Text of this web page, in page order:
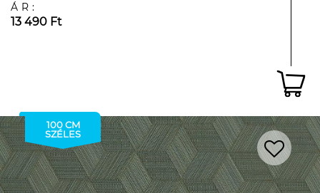
ÁR:
13 490 Ft
100 CM
SZÉLES